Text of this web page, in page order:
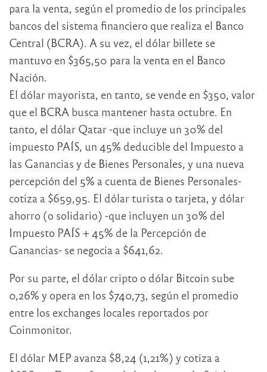
para la venta, según el promedio de los principales
bancos del sistema financiero que realiza el Banco
Central (BCRA). A su vez, el dólar billete se
mantuvo en $365,50 para la venta en el Banco
Nación.
El dólar mayorista, en tanto, se vende en $350, valor
que el BCRA busca mantener hasta octubre. En
tanto, el dólar Qatar -que incluye un 30% del
impuesto PAÍS, un 45% deducible del Impuesto a
las Ganancias y de Bienes Personales, y una nueva
percepción del 5% a cuenta de Bienes Personales-
cotiza a $659,95. El dólar turista o tarjeta, y dólar
ahorro (o solidario) -que incluyen un 30% del
Impuesto PAÍS + 45% de la Percepción de
Ganancias- se negocia a $641,62.
Por su parte, el dólar cripto o dólar Bitcoin sube
0,26% y opera en los $740,73, según el promedio
entre los exchanges locales reportados por
Coinmonitor.
El dólar MEP avanza $8,24 (1,21%) y cotiza a